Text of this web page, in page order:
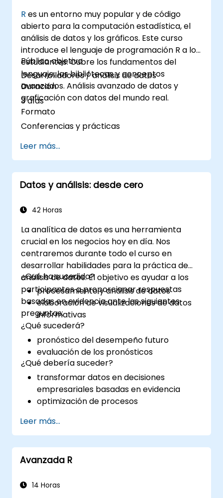
R es un entorno muy popular y de código
abierto para la computación estadística, el
análisis de datos y los gráficos. Este curso
introduce el lenguaje de programación R a los
estudiantes. Cubre los fundamentos del
lenguaje, las bibliotecas y conceptos
avanzados. Análisis avanzado de datos y
graficación con datos del mundo real.
Público objetivo
Desarrolladores / análisis de datos
Duración
3 días
Formato
Conferencias y prácticas
Leer más...
Datos y análisis: desde cero
42 Horas
La analítica de datos es una herramienta
crucial en los negocios hoy en día. Nos
centraremos durante todo el curso en
desarrollar habilidades para la práctica de
análisis de datos. El objetivo es ayudar a los
participantes a proporcionar respuestas
basadas en evidencia ante las siguientes
preguntas:
¿Qué ha sucedido?
procesamiento y análisis de datos
elaboración de visualizaciones de datos
informativas
¿Qué sucederá?
pronóstico del desempeño futuro
evaluación de los pronósticos
¿Qué debería suceder?
transformar datos en decisiones
empresariales basadas en evidencia
optimización de procesos
Leer más...
Avanzada R
14 Horas